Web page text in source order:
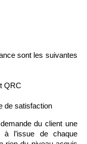
sont les suivantes
QRC
de satisfaction
du client une
à l’issue de chaque